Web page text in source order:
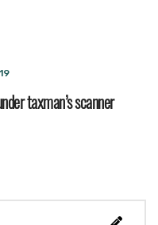
taxman’s scanner